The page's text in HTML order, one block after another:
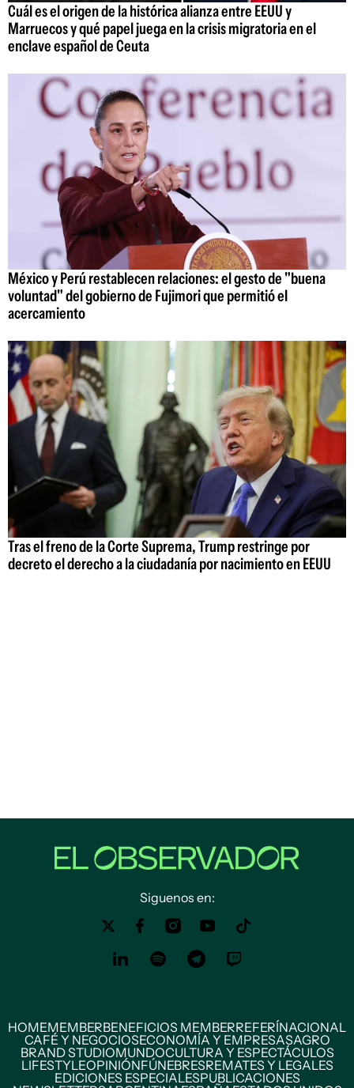
Cuál es el origen de la histórica alianza entre EEUU y
Marruecos y qué papel juega en la crisis migratoria en el
enclave español de Ceuta
México y Perú restablecen relaciones: el gesto de "buena
voluntad" del gobierno de Fujimori que permitió el
acercamiento
Tras el freno de la Corte Suprema, Trump restringe por
decreto el derecho a la ciudadanía por nacimiento en EEUU
Siguenos en:
HOMEMEMBERBENEFICIOS MEMBERREFERÍNACIONAL
CAFÉ Y NEGOCIOSECONOMÍA Y EMPRESASAGRO
BRAND STUDIOMUNDOCULTURA Y ESPECTÁCULOS
LIFESTYLEOPINIÓNFÚNEBRESREMATES Y LEGALES
EDICIONES ESPECIALESPUBLICACIONES